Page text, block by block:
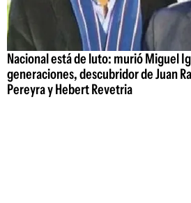
Nacional está de luto: murió Miguel
generaciones, descubridor de Juan
Pereyra y Hebert Revetria